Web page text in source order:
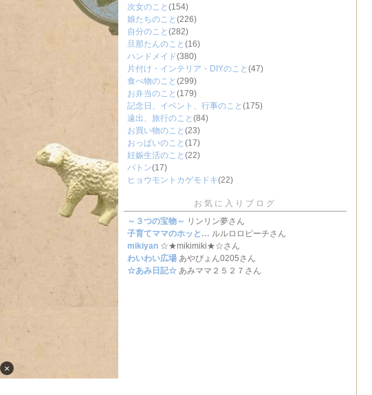
×
次女のこと (154)
娘たちのこと (226)
自分のこと (282)
旦那たんのこと (16)
ハンドメイド(380)
片付け・インテリア・DIYのこと (47)
食べ物のこと (299)
お弁当のこと (179)
記念日、イベント、行事のこと (175)
遠出、旅行のこと (84)
お買い物のこと (23)
おっぱいのこと (17)
妊娠生活のこと (22)
バトン(17)
ヒョウモントカゲモドキ(22)
お気に入りブログ
～３つの宝物～ リンリン夢さん
子育てママのホッと… ルルロロピーチさん
mikiyan ☆★mikimiki★☆さん
わいわい広場 あやぴょん0205さん
☆あみ日記☆ あみママ２５２７さん